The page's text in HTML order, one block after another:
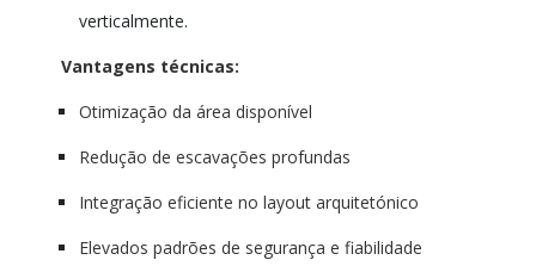
verticalmente.
Vantagens técnicas:
Otimização da área disponível
Redução de escavações profundas
Integração eficiente no layout arquitetónico
Elevados padrões de segurança e fiabilidade